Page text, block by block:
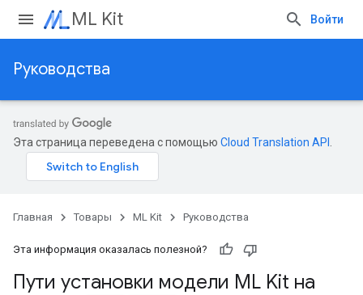
ML Kit Войти
Руководства
Эта страница переведена с помощью Cloud Translation API
Главная Товары ML Kit Руководства
Эта информация оказалась полезной?
Пути установки модели ML Kit на